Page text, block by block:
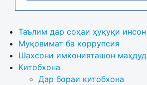
Таълим дар соҳаи ҳуқуқи инсон
Муқовимат ба коррупсия
Шахсони имконияташон маҳдуд
Китобхона
Дар бораи китобхона